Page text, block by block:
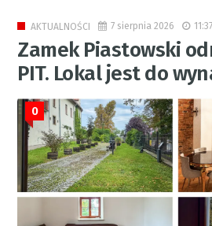
AKTUALNOŚCI 7 sierpnia 2026 11:37
Zamek Piastowski
PIT. Lokal jest do
0